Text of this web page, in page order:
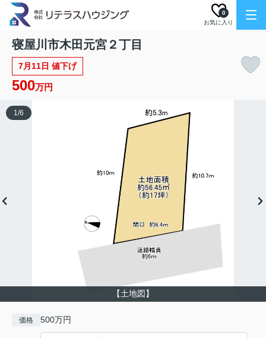
お気に入り
0
寝屋川市木田元宮２丁目
7月11日 値下げ
500万円
【土地図】
1/6
価格 500万円